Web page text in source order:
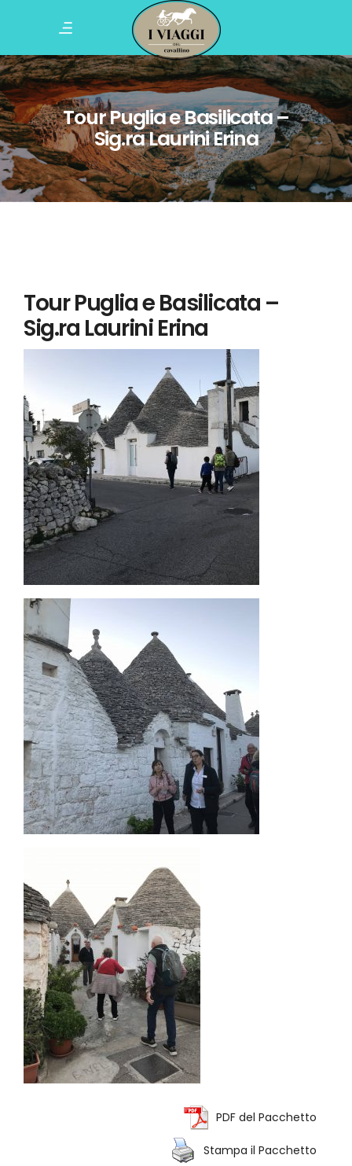
Tour Puglia e Basilicata –
Sig.ra Laurini Erina
Tour Puglia e Basilicata –
Sig.ra Laurini Erina
PDF del Pacchetto
Stampa il Pacchetto